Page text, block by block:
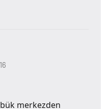
merkezden